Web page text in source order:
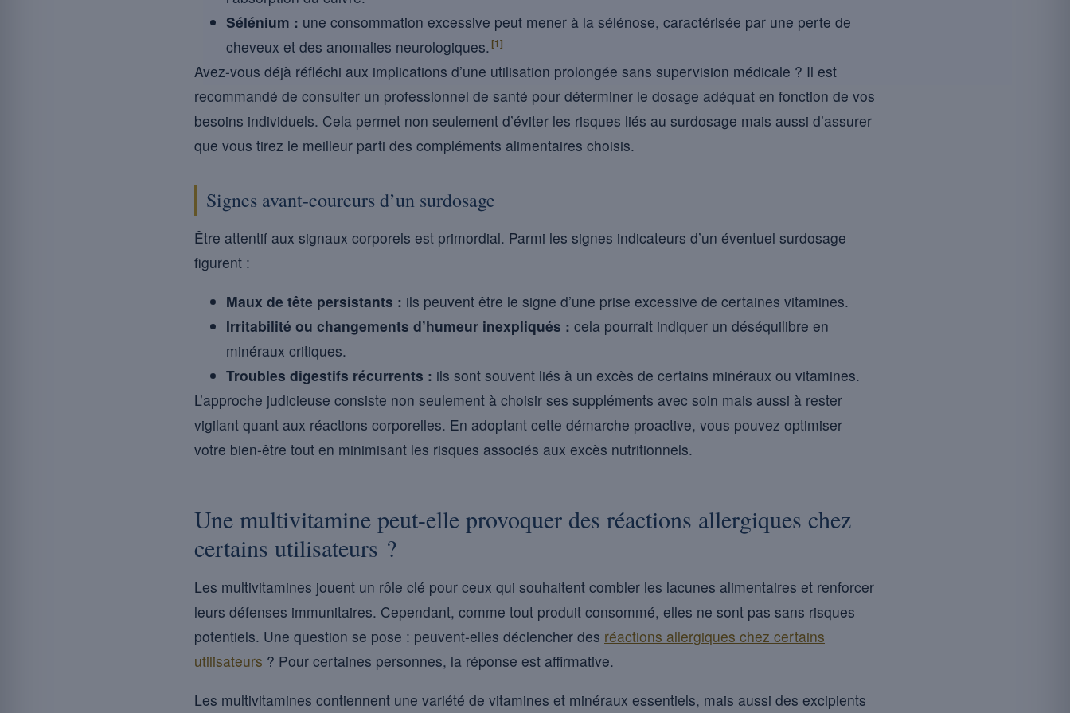
Sélénium : une consommation excessive peut mener à la sélénose, caractérisée par une perte de
cheveux et des anomalies neurologiques.[1]
Avez-vous déjà réfléchi aux implications d’une utilisation prolongée sans supervision médicale ? Il est
recommandé de consulter un professionnel de santé pour déterminer le dosage adéquat en fonction de vos
besoins individuels. Cela permet non seulement d’éviter les risques liés au surdosage mais aussi d’assurer
que vous tirez le meilleur parti des compléments alimentaires choisis.
Signes avant-coureurs d’un surdosage
Être attentif aux signaux corporels est primordial. Parmi les signes indicateurs d’un éventuel surdosage
figurent :
Maux de tête persistants : ils peuvent être le signe d’une prise excessive de certaines vitamines.
Irritabilité ou changements d’humeur inexpliqués : cela pourrait indiquer un déséquilibre en
minéraux critiques.
Troubles digestifs récurrents : ils sont souvent liés à un excès de certains minéraux ou vitamines.
L’approche judicieuse consiste non seulement à choisir ses suppléments avec soin mais aussi à rester
vigilant quant aux réactions corporelles. En adoptant cette démarche proactive, vous pouvez optimiser
votre bien-être tout en minimisant les risques associés aux excès nutritionnels.
Une multivitamine peut-elle provoquer des réactions allergiques chez
certains utilisateurs ?
Les multivitamines jouent un rôle clé pour ceux qui souhaitent combler les lacunes alimentaires et renforcer
leurs défenses immunitaires. Cependant, comme tout produit consommé, elles ne sont pas sans risques
potentiels. Une question se pose : peuvent-elles déclencher des réactions allergiques chez certains
utilisateurs ? Pour certaines personnes, la réponse est affirmative.
Les multivitamines contiennent une variété de vitamines et minéraux essentiels, mais aussi des excipients